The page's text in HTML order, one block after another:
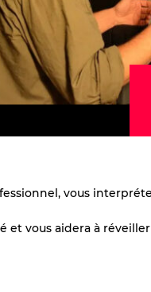
vous
vous aidera à